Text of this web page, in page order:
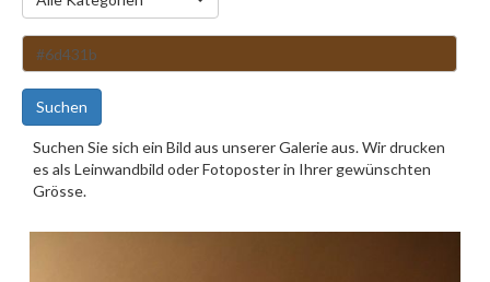
Suchen
Suchen Sie sich ein Bild aus unserer Galerie aus. Wir drucken
es als Leinwandbild oder Fotoposter in Ihrer gewünschten
Grösse.